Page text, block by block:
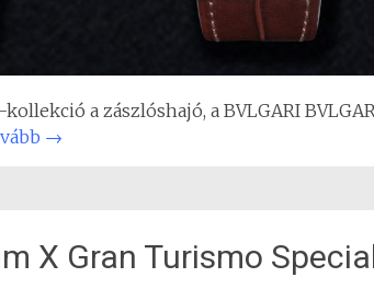
a zászlóshajó, a BVLGARI
→
X Gran Turismo